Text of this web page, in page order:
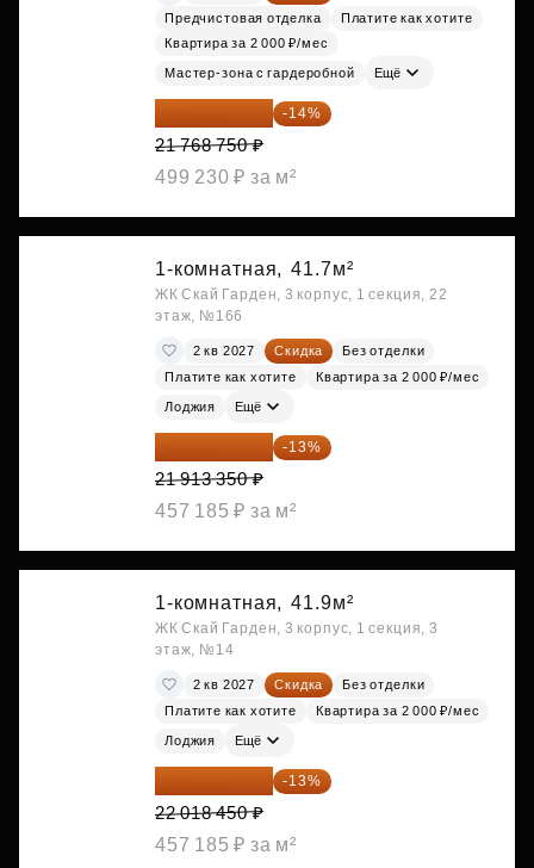
Предчистовая отделка
Платите как хотите
Квартира за 2 000 ₽/мес
Мастер-зона с гардеробной Ещё
18 721 125 ₽ -14%
21 768 750 ₽
499 230 ₽ за м²
1-комнатная, 41.7м²
ЖК Скай Гарден, 3 корпус, 1 секция, 22
этаж, №166
2 кв 2027 Скидка
Без отделки
Платите как хотите
Квартира за 2 000 ₽/мес
Лоджия Ещё
19 064 615 ₽ -13%
21 913 350 ₽
457 185 ₽ за м²
1-комнатная, 41.9м²
ЖК Скай Гарден, 3 корпус, 1 секция, 3
этаж, №14
2 кв 2027 Скидка
Без отделки
Платите как хотите
Квартира за 2 000 ₽/мес
Лоджия Ещё
19 156 052 ₽ -13%
22 018 450 ₽
457 185 ₽ за м²